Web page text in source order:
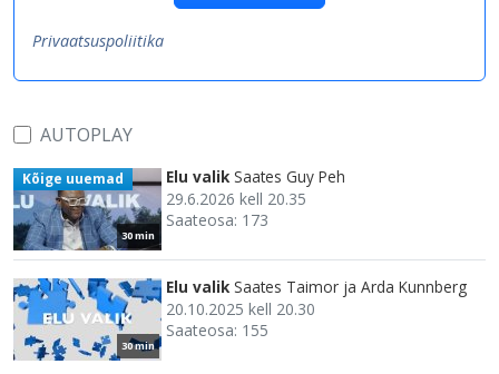
Privaatsuspoliitika
AUTOPLAY
30 min
Kõige uuemad Elu valik Saates Guy Peh
29.6.2026 kell 20.35
Saateosa: 173
30 min
Elu valik Saates Taimor ja Arda Kunnberg
20.10.2025 kell 20.30
Saateosa: 155